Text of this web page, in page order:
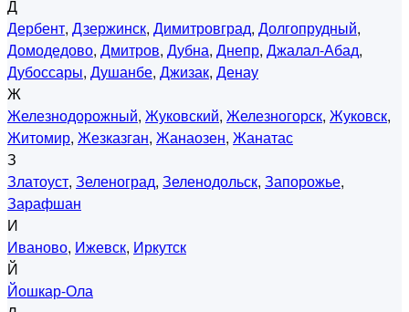
Д
Дербент, Дзержинск, Димитровград, Долгопрудный,
Домодедово, Дмитров, Дубна, Днепр, Джалал-Абад,
Дубоссары, Душанбе, Джизак, Денау
Ж
Железнодорожный, Жуковский, Железногорск, Жуковск,
Житомир, Жезказган, Жанаозен, Жанатас
З
Златоуст, Зеленоград, Зеленодольск, Запорожье,
Зарафшан
И
Иваново, Ижевск, Иркутск
Й
Йошкар-Ола